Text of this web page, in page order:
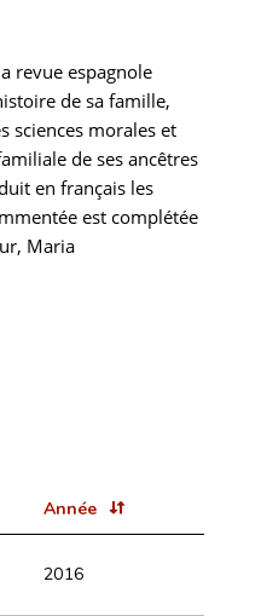
revue espagnole
de sa famille,
sciences morales et
de ses ancêtres
en français les
est complétée
Maria
Année
2016